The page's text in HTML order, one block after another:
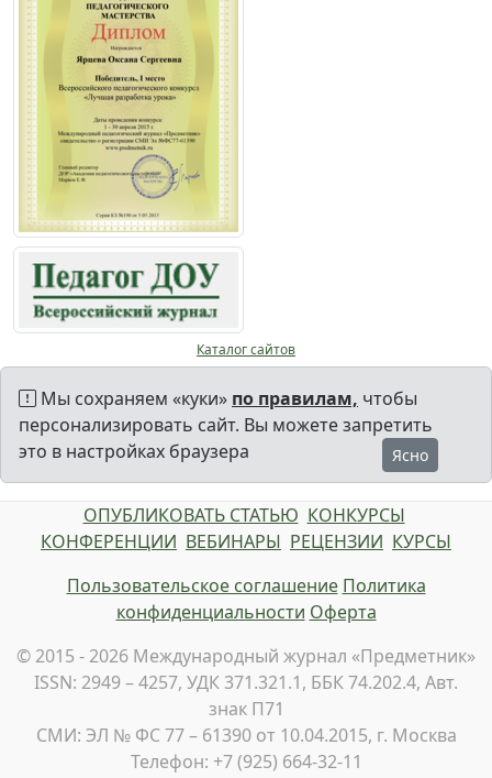
Каталог сайтов
Мы сохраняем «куки» по правилам, чтобы
персонализировать сайт. Вы можете запретить
это в настройках браузера
Ясно
ОПУБЛИКОВАТЬ СТАТЬЮ КОНКУРСЫ
КОНФЕРЕНЦИИ ВЕБИНАРЫ РЕЦЕНЗИИ КУРСЫ
Пользовательское соглашение Политика
конфиденциальности Оферта
© 2015 - 2026 Международный журнал «Предметник»
ISSN: 2949 – 4257, УДК 371.321.1, ББК 74.202.4, Авт.
знак П71
СМИ: ЭЛ № ФС 77 – 61390 от 10.04.2015, г. Москва
Телефон: +7 (925) 664-32-11